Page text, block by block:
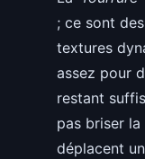
; ce sont
textures
assez pour
restant
pas briser
déplacent